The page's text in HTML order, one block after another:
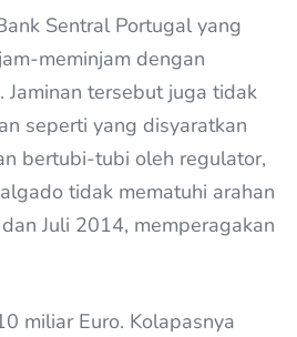
Sentral Portugal yang
meminjam dengan
tersebut juga tidak
seperti yang disyaratkan
bertubi-tubi oleh regulator,
tidak mematuhi arahan
Juli 2014, memperagakan
miliar Euro. Kolapasnya